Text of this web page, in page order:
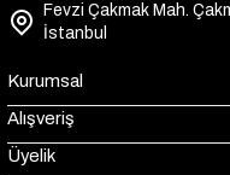
Fevzi Çakmak Mah.
İstanbul
Kurumsal
Alışveriş
Üyelik